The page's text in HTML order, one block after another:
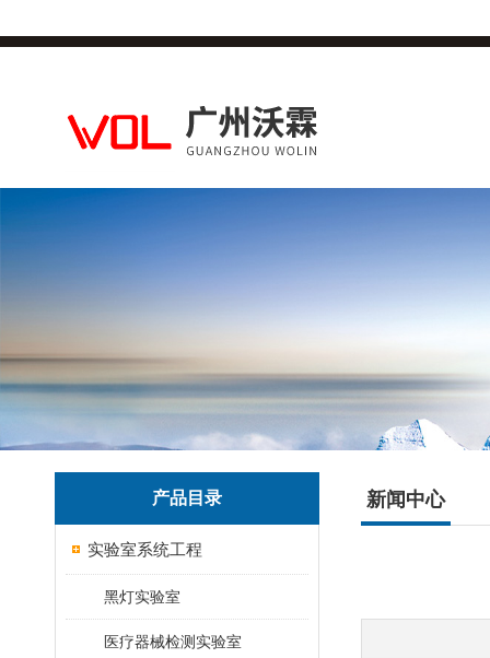
产品目录
实验室系统工程
黑灯实验室
医疗器械检测实验室
新闻中心